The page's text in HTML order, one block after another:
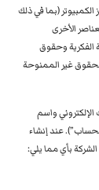
(بما في ذلك
الأخرى
وحقوق
غير الممنوحة
واسم
عند إنشاء
بأي مما يلي: